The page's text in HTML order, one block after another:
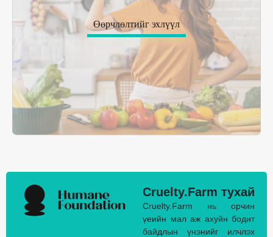
Өөрчлөлтийг эхлүүл
Cruelty.Farm тухай
Cruelty.Farm нь орчин
үеийн мал аж ахуйн бодит
байдлын үнэнийг илчлэх